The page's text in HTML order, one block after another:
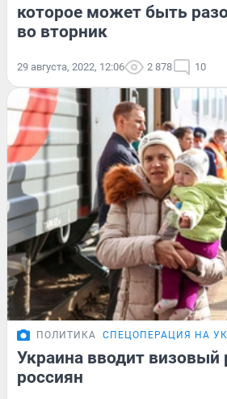
которое может быть
во вторник
29 августа, 2022, 12:06 2 878 10
ПОЛИТИКА СПЕЦОПЕРАЦИЯ НА
Украина вводит
россиян